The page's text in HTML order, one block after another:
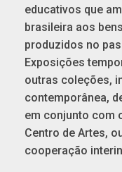
educativos que
brasileira aos
produzidos no
Exposições
outras coleções,
contemporânea,
em conjunto com
Centro de Artes,
cooperação